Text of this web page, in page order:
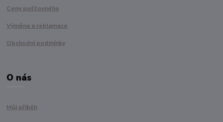
Ceny poštovného
Výměna a reklamace
Obchodní podmínky
O nás
Můj příběh